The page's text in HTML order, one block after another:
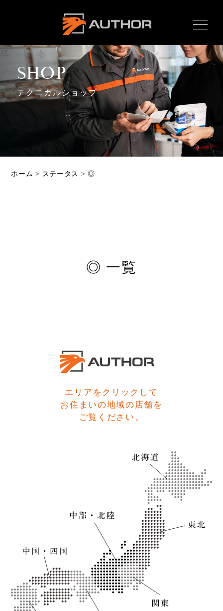
サーアラーム home
Home
ホーム
News
最新情報
Compatibility
SHOP
テクニカルショップ
ホーム > ステータス >◎
◎ 一覧
エリアをクリックして
お住まいの地域の店舗を
ご覧ください。